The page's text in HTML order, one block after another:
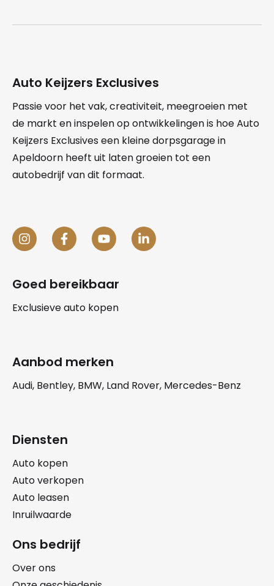
Auto Keijzers Exclusives
Passie voor het vak, creativiteit, meegroeien met
de markt en inspelen op ontwikkelingen is hoe Auto
Keijzers Exclusives een kleine dorpsgarage in
Apeldoorn heeft uit laten groeien tot een
autobedrijf van dit formaat.
Goed bereikbaar
Exclusieve auto kopen
Aanbod merken
Audi, Bentley, BMW, Land Rover, Mercedes-Benz
Diensten
Auto kopen
Auto verkopen
Auto leasen
Inruilwaarde
Ons bedrijf
Over ons